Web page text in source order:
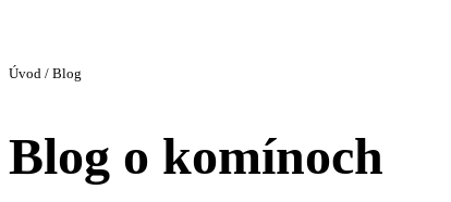
Úvod / Blog
Blog o komínoch